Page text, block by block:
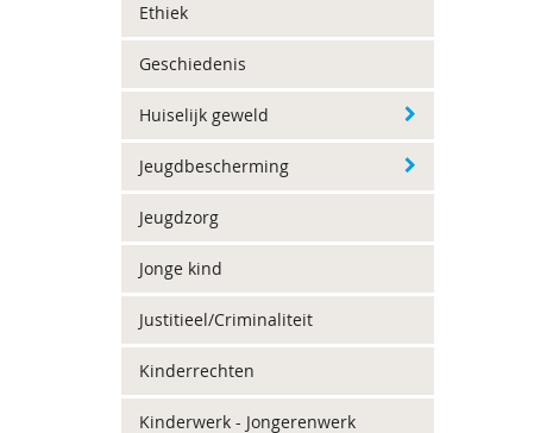
Ethiek
Geschiedenis
Huiselijk geweld
Jeugdbescherming
Jeugdzorg
Jonge kind
Justitieel/Criminaliteit
Kinderrechten
Kinderwerk - Jongerenwerk